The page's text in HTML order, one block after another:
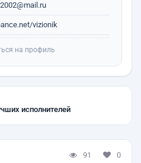
vizionik
на профиль
исполнителей
91 0